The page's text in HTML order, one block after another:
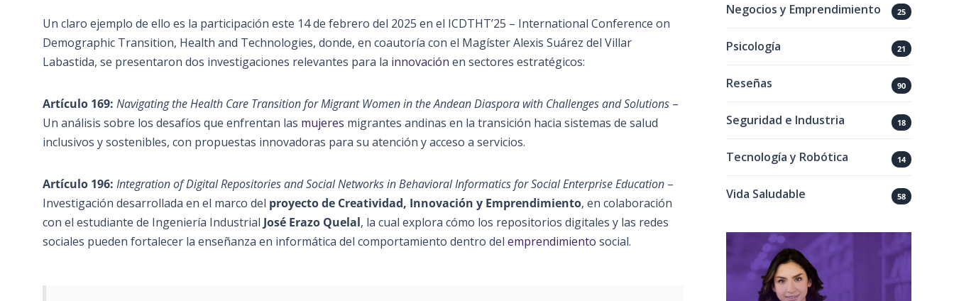
Un claro ejemplo de ello es la participación este 14 de febrero del 2025 en el ICDTHT’25 – International Conference on
Demographic Transition, Health and Technologies, donde, en coautoría con el Magíster Alexis Suárez del Villar
Labastida, se presentaron dos investigaciones relevantes para la innovación en sectores estratégicos:
Artículo 169: Navigating the Health Care Transition for Migrant Women in the Andean Diaspora with Challenges and Solutions –
Un análisis sobre los desafíos que enfrentan las mujeres migrantes andinas en la transición hacia sistemas de salud
inclusivos y sostenibles, con propuestas innovadoras para su atención y acceso a servicios.
Artículo 196: Integration of Digital Repositories and Social Networks in Behavioral Informatics for Social Enterprise Education –
Investigación desarrollada en el marco del proyecto de Creatividad, Innovación y Emprendimiento, en colaboración
con el estudiante de Ingeniería Industrial José Erazo Quelal, la cual explora cómo los repositorios digitales y las redes
sociales pueden fortalecer la enseñanza en informática del comportamiento dentro del emprendimiento social.
Negocios y Emprendimiento 25
Psicología 21
Reseñas 90
Seguridad e Industria 18
Tecnología y Robótica 14
Vida Saludable 58